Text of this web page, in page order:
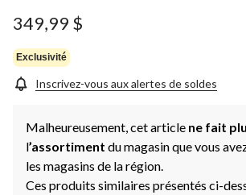
349,99 $
Exclusivité
Inscrivez-vous aux alertes de soldes
Malheureusement, cet article ne fait
l’assortiment du magasin que vous
les magasins de la région.
Ces produits similaires présentés ci-